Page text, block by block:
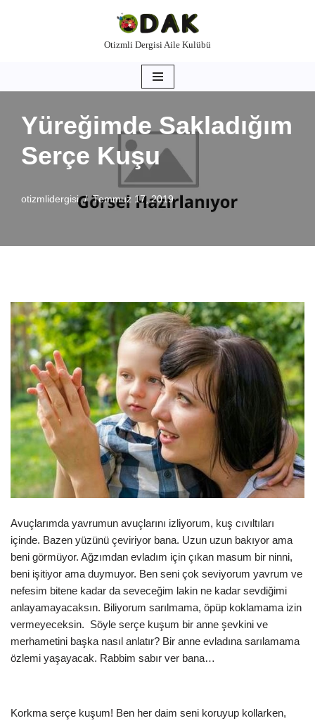
Otizmli Dergisi Aile Kulübü
Yüreğimde Sakladığım
Serçe Kuşu
otizmlidergisi Temmuz 17, 2019
Avuçlarımda yavrumun avuçlarını izliyorum, kuş cıvıltıları
içinde. Bazen yüzünü çeviriyor bana. Uzun uzun bakıyor ama
beni görmüyor. Ağzımdan evladım için çıkan masum bir ninni,
beni işitiyor ama duymuyor. Ben seni çok seviyorum yavrum ve
nefesim bitene kadar da seveceğim lakin ne kadar sevdiğimi
anlayamayacaksın. Biliyorum sarılmama, öpüp koklamama izin
vermeyeceksin. Söyle serçe kuşum bir anne şevkini ve
merhametini başka nasıl anlatır? Bir anne evladına sarılamama
özlemi yaşayacak. Rabbim sabır ver bana…
Korkma serçe kuşum! Ben her daim seni koruyup kollarken,